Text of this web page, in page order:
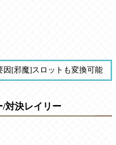
因 [邪魔]スロットも変換可能
対決レイリー